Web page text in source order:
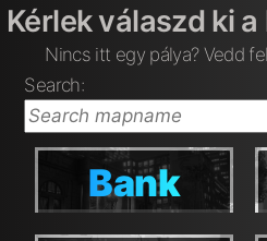
Kérlek válaszd ki
Nincs itt egy pálya? Vedd
Search:
Bank
Bank